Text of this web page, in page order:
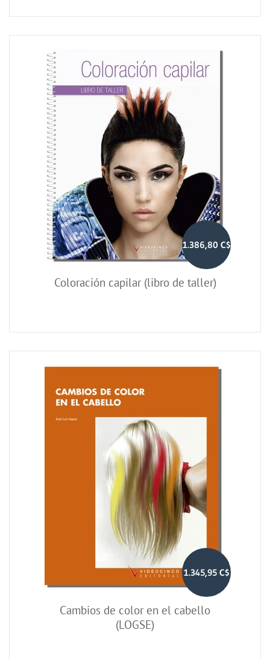
1.386,80 C$
Coloración capilar (libro de taller)
1.345,95 C$
Cambios de color en el cabello
(LOGSE)